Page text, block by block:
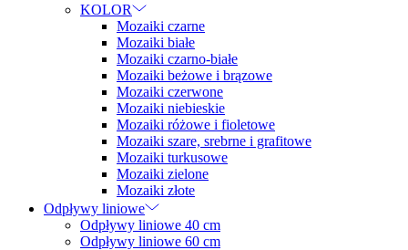
KOLOR
Mozaiki czarne
Mozaiki białe
Mozaiki czarno-białe
Mozaiki beżowe i brązowe
Mozaiki czerwone
Mozaiki niebieskie
Mozaiki różowe i fioletowe
Mozaiki szare, srebrne i grafitowe
Mozaiki turkusowe
Mozaiki zielone
Mozaiki złote
Odpływy liniowe
Odpływy liniowe 40 cm
Odpływy liniowe 60 cm